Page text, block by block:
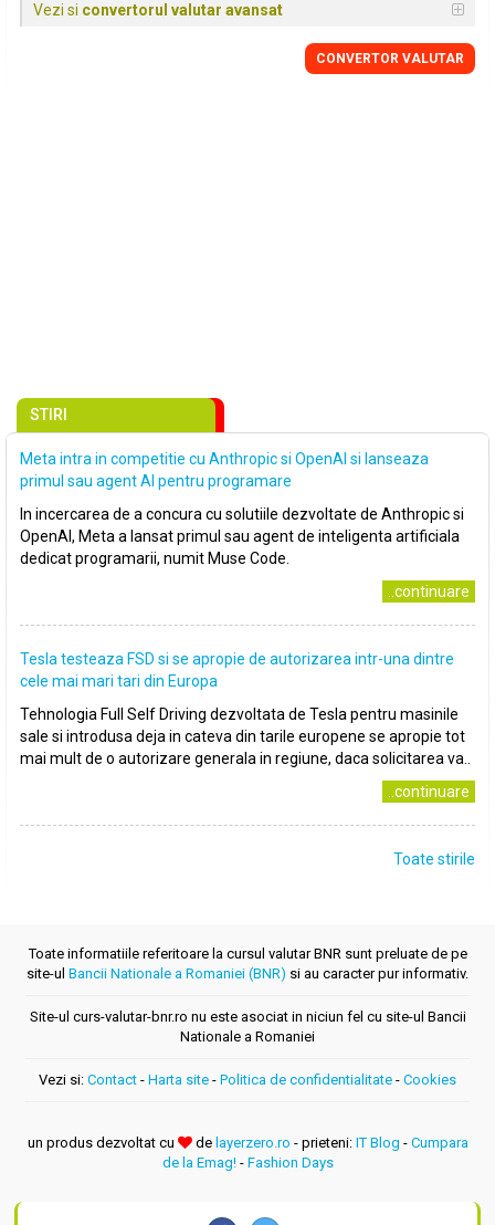
Vezi si convertorul valutar avansat
CONVERTOR VALUTAR
STIRI
Meta intra in competitie cu Anthropic si OpenAI si lanseaza
primul sau agent AI pentru programare
In incercarea de a concura cu solutiile dezvoltate de Anthropic si
OpenAI, Meta a lansat primul sau agent de inteligenta artificiala
dedicat programarii, numit Muse Code.
..continuare
Tesla testeaza FSD si se apropie de autorizarea intr-una dintre
cele mai mari tari din Europa
Tehnologia Full Self Driving dezvoltata de Tesla pentru masinile
sale si introdusa deja in cateva din tarile europene se apropie tot
mai mult de o autorizare generala in regiune, daca solicitarea va..
..continuare
Toate stirile
Toate informatiile referitoare la cursul valutar BNR sunt preluate de pe
site-ul Bancii Nationale a Romaniei (BNR) si au caracter pur informativ.
Site-ul curs-valutar-bnr.ro nu este asociat in niciun fel cu site-ul Bancii
Nationale a Romaniei
Vezi si: Contact - Harta site - Politica de confidentialitate - Cookies
un produs dezvoltat cu de layerzero.ro - prieteni: IT Blog - Cumpara
de la Emag!- Fashion Days